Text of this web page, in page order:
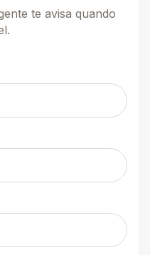
te avisa quando